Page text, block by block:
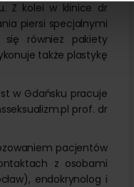
Z kolei w klinice dr
piersi specjalnymi
również pakiety
także plastykę
w Gdańsku pracuje
prof. dr
pacjentów
z osobami
endokrynolog i